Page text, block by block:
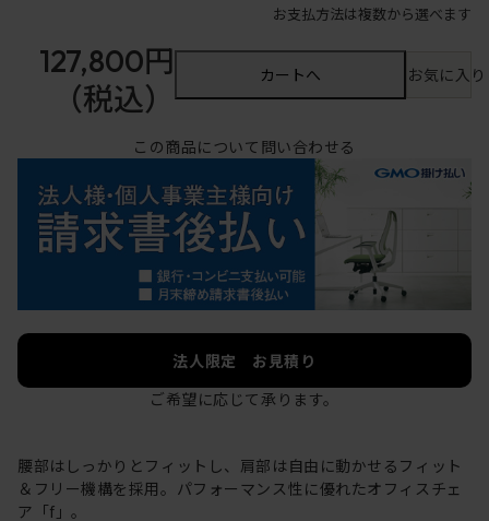
お支払方法は複数から選べます
127,800円
（税込）
カートへ お気に入
この商品について問い合わせる
法人限定 お見積り
ご希望に応じて承ります。
腰部はしっかりとフィットし、肩部は自由に動かせるフィット
＆フリー機構を採用。パフォーマンス性に優れたオフィスチェ
ア「f」。